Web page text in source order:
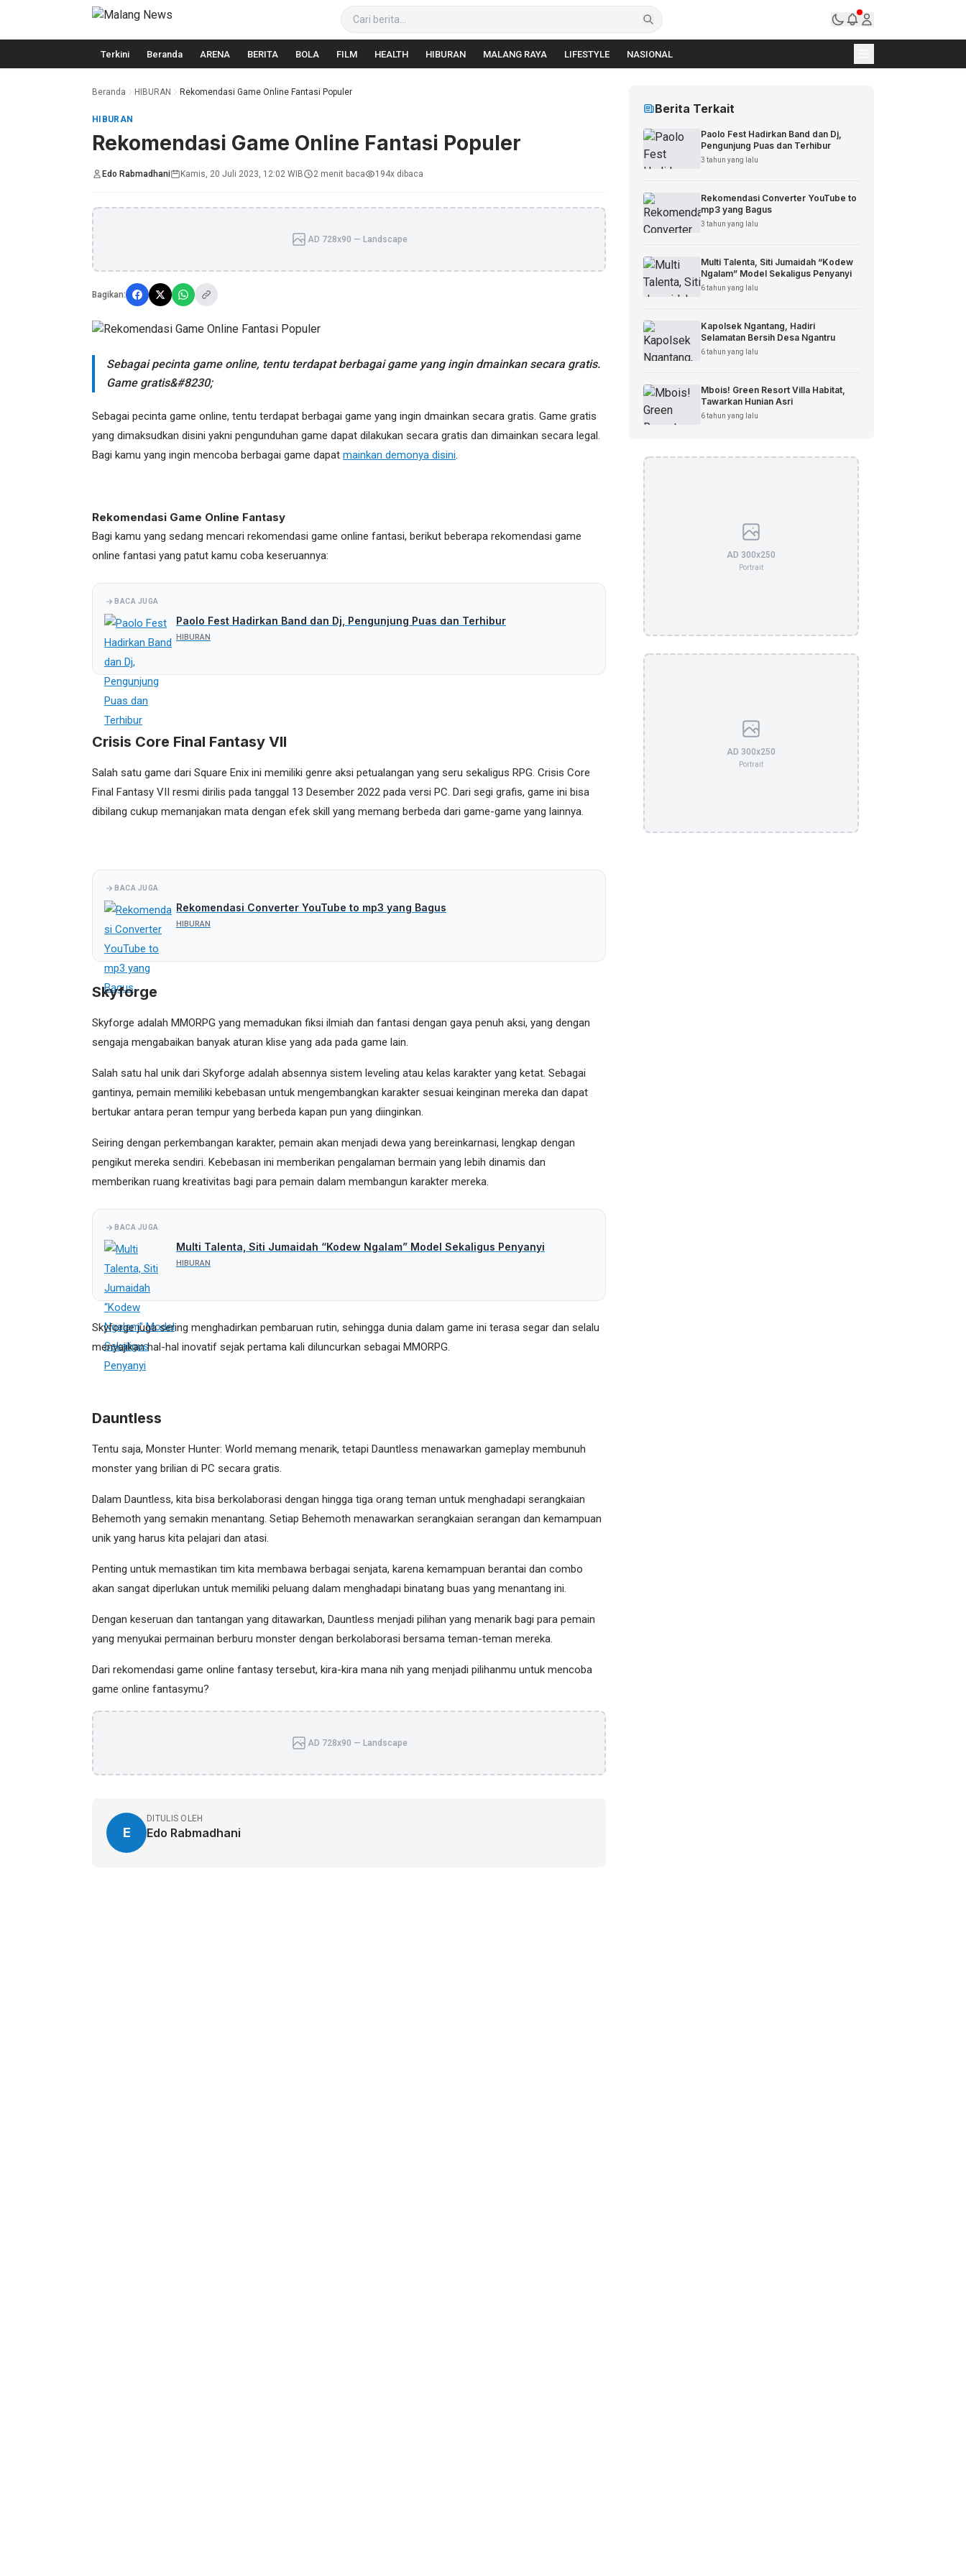
Langsung ke konten
Terkini Beranda ARENA BERITA BOLA FILM HEALTH HIBURAN MALANG RAYA LIFESTYLE NASIONAL
Beranda HIBURAN Rekomendasi Game Online Fantasi Populer
HIBURAN
Rekomendasi Game Online Fantasi Populer
Edo Rabmadhani Kamis, 20 Juli 2023, 12:02 WIB 2 menit baca 194x dibaca
AD 728x90 — Landscape
Bagikan:
Sebagai pecinta game online, tentu terdapat berbagai game yang ingin dmainkan secara gratis.
Game gratis&#8230;
Sebagai pecinta game online, tentu terdapat berbagai game yang ingin dmainkan secara gratis. Game gratis
yang dimaksudkan disini yakni pengunduhan game dapat dilakukan secara gratis dan dimainkan secara legal.
Bagi kamu yang ingin mencoba berbagai game dapat mainkan demonya disini.
Rekomendasi Game Online Fantasy
Bagi kamu yang sedang mencari rekomendasi game online fantasi, berikut beberapa rekomendasi game
online fantasi yang patut kamu coba keseruannya:
BACA JUGA
Paolo Fest Hadirkan Band dan Dj, Pengunjung Puas dan Terhibur
HIBURAN
Crisis Core Final Fantasy VII
Salah satu game dari Square Enix ini memiliki genre aksi petualangan yang seru sekaligus RPG. Crisis Core
Final Fantasy VII resmi dirilis pada tanggal 13 Desember 2022 pada versi PC. Dari segi grafis, game ini bisa
dibilang cukup memanjakan mata dengan efek skill yang memang berbeda dari game-game yang lainnya.
BACA JUGA
Rekomendasi Converter YouTube to mp3 yang Bagus
HIBURAN
Skyforge
Skyforge adalah MMORPG yang memadukan fiksi ilmiah dan fantasi dengan gaya penuh aksi, yang dengan
sengaja mengabaikan banyak aturan klise yang ada pada game lain.
Salah satu hal unik dari Skyforge adalah absennya sistem leveling atau kelas karakter yang ketat. Sebagai
gantinya, pemain memiliki kebebasan untuk mengembangkan karakter sesuai keinginan mereka dan dapat
bertukar antara peran tempur yang berbeda kapan pun yang diinginkan.
Seiring dengan perkembangan karakter, pemain akan menjadi dewa yang bereinkarnasi, lengkap dengan
pengikut mereka sendiri. Kebebasan ini memberikan pengalaman bermain yang lebih dinamis dan
memberikan ruang kreativitas bagi para pemain dalam membangun karakter mereka.
BACA JUGA
Multi Talenta, Siti Jumaidah “Kodew Ngalam” Model Sekaligus Penyanyi
HIBURAN
Skyforge juga sering menghadirkan pembaruan rutin, sehingga dunia dalam game ini terasa segar dan selalu
menyajikan hal-hal inovatif sejak pertama kali diluncurkan sebagai MMORPG.
Dauntless
Tentu saja, Monster Hunter: World memang menarik, tetapi Dauntless menawarkan gameplay membunuh
monster yang brilian di PC secara gratis.
Dalam Dauntless, kita bisa berkolaborasi dengan hingga tiga orang teman untuk menghadapi serangkaian
Behemoth yang semakin menantang. Setiap Behemoth menawarkan serangkaian serangan dan kemampuan
unik yang harus kita pelajari dan atasi.
Penting untuk memastikan tim kita membawa berbagai senjata, karena kemampuan berantai dan combo
akan sangat diperlukan untuk memiliki peluang dalam menghadapi binatang buas yang menantang ini.
Dengan keseruan dan tantangan yang ditawarkan, Dauntless menjadi pilihan yang menarik bagi para pemain
yang menyukai permainan berburu monster dengan berkolaborasi bersama teman-teman mereka.
Dari rekomendasi game online fantasy tersebut, kira-kira mana nih yang menjadi pilihanmu untuk mencoba
game online fantasymu?
AD 728x90 — Landscape
E
DITULIS OLEH
Edo Rabmadhani
Berita Terkait
Paolo Fest Hadirkan Band dan Dj,
Pengunjung Puas dan Terhibur
3 tahun yang lalu
Rekomendasi Converter YouTube to
mp3 yang Bagus
3 tahun yang lalu
Multi Talenta, Siti Jumaidah “Kodew
Ngalam” Model Sekaligus Penyanyi
6 tahun yang lalu
Kapolsek Ngantang, Hadiri
Selamatan Bersih Desa Ngantru
6 tahun yang lalu
Mbois! Green Resort Villa Habitat,
Tawarkan Hunian Asri
6 tahun yang lalu
AD 300x250
Portrait
AD 300x250
Portrait